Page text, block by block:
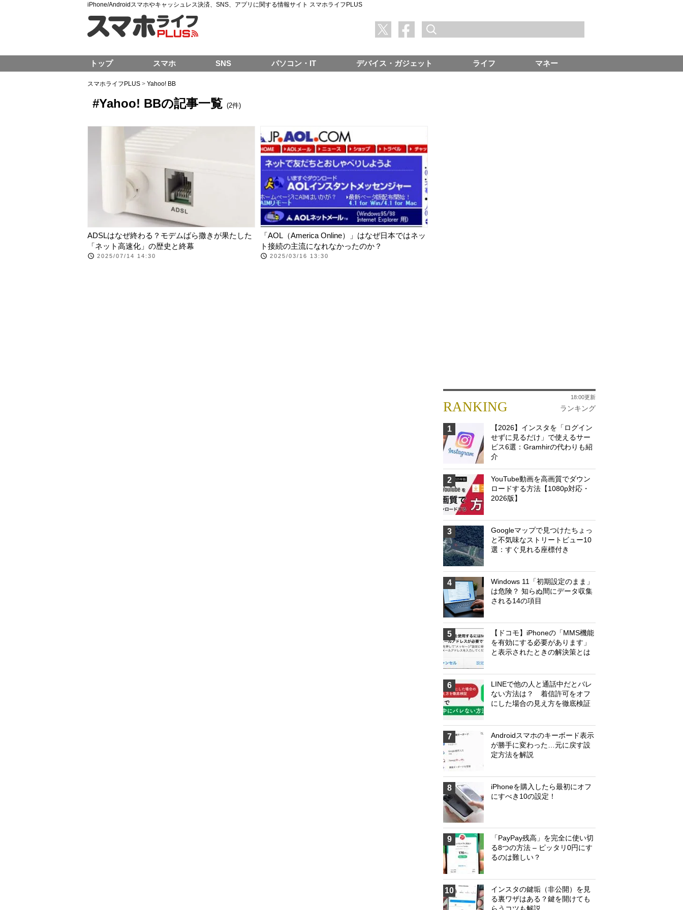
iPhone/Androidスマホやキャッシュレス決済、SNS、アプリに関する情報サイト スマホライフPLUS
スマホライフPLUS > Yahoo! BB
#Yahoo! BBの記事一覧 (2件)
ADSLはなぜ終わる？モデムばら撒きが果たした
「ネット高速化」の歴史と終幕
2025/07/14 14:30
「AOL（America Online）」はなぜ日本ではネッ
ト接続の主流になれなかったのか？
2025/03/16 13:30
RANKING ランキング
18:00更新
1
【2026】インスタを「ログイン
せずに見るだけ」で使えるサー
ビス6選：Gramhirの代わりも紹
介
2
YouTube動画を高画質でダウン
ロードする方法【1080p対応・
2026版】
3
Googleマップで見つけたちょっ
と不気味なストリートビュー10
選：すぐ見れる座標付き
4
Windows 11「初期設定のまま」
は危険？ 知らぬ間にデータ収集
される14の項目
5
【ドコモ】iPhoneの「MMS機能
を有効にする必要があります」
と表示されたときの解決策とは
6
LINEで他の人と通話中だとバレ
ない方法は？ 着信許可をオフ
にした場合の見え方を徹底検証
7
Androidスマホのキーボード表示
が勝手に変わった…元に戻す設
定方法を解説
8
iPhoneを購入したら最初にオフ
にすべき10の設定！
9
「PayPay残高」を完全に使い切
る8つの方法 – ピッタリ0円にす
るのは難しい？
10
インスタの鍵垢（非公開）を見
る裏ワザはある？鍵を開けても
トップ スマホ SNS パソコン・IT デバイス・ガジェット ライフ マネー